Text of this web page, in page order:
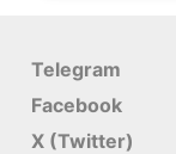
Telegram
Facebook
X (Twitter)